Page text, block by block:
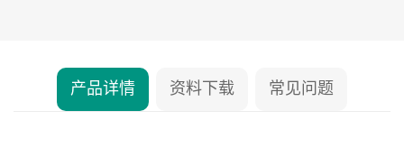
产品详情 资料下载 常见问题